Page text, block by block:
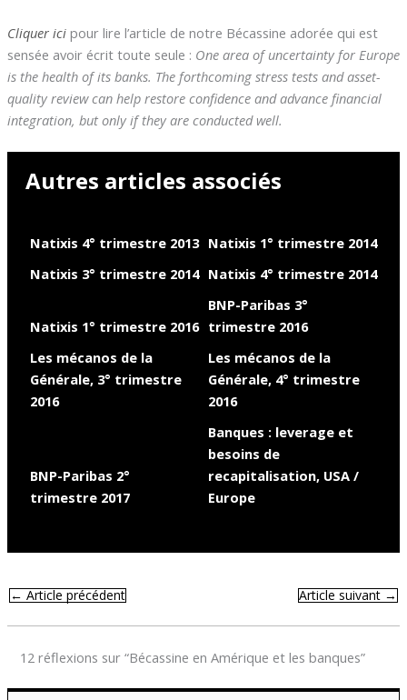
Cliquer icipour lire l’article de notre Bécassine adorée qui est
sensée avoir écrit toute seule : One area of uncertainty for Europe
is the health of its banks. The forthcoming stress tests and asset-
quality review can help restore confidence and advance financial
integration, but only if they are conducted well.
Autres articles associés
Natixis 4° trimestre 2013 Natixis 1° trimestre 2014
Natixis 3° trimestre 2014 Natixis 4° trimestre 2014
Natixis 1° trimestre 2016
BNP-Paribas 3°
trimestre 2016
Les mécanos de la
Générale, 3° trimestre
2016
Les mécanos de la
Générale, 4° trimestre
2016
BNP-Paribas 2°
trimestre 2017
Banques : leverage et
besoins de
recapitalisation, USA /
Europe
←Article précédent Article suivant→
12 réflexions sur “Bécassine en Amérique et les banques”